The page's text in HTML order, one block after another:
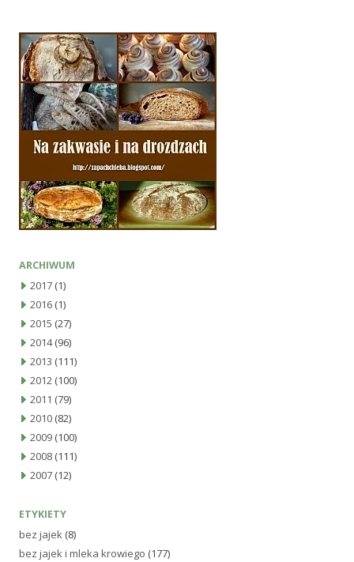
ARCHIWUM
2017 (1)
2016 (1)
2015 (27)
2014(96)
2013 (111)
2012 (100)
2011 (79)
2010 (82)
2009 (100)
2008 (111)
2007 (12)
ETYKIETY
bez jajek (8)
bez jajek i mleka krowiego (177)